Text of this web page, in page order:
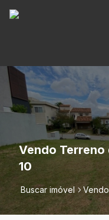
Vendo Terreno
10
Buscar imóvel